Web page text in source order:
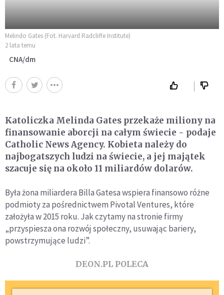
Melindo Gates (Fot. Harvard Radcliffe Institute)
2 lata temu
CNA/dm
Katoliczka Melinda Gates przekaże miliony na
finansowanie aborcji na całym świecie - podaje
Catholic News Agency. Kobieta należy do
najbogatszych ludzi na świecie, a jej majątek
szacuje się na około 11 miliardów dolarów.
Była żona miliardera Billa Gatesa wspiera finansowo różne
podmioty za pośrednictwem Pivotal Ventures, które
założyła w 2015 roku. Jak czytamy na stronie firmy
„przyspiesza ona rozwój społeczny, usuwając bariery,
powstrzymujące ludzi”.
DEON.PL POLECA